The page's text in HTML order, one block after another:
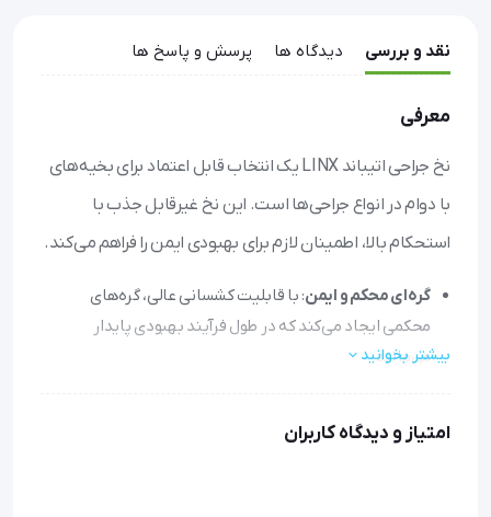
نقد و بررسی دیدگاه ها پرسش و پاسخ ها
معرفی
نخ جراحی اتیباند LINX یک انتخاب قابل اعتماد برای بخیه‌های
با دوام در انواع جراحی‌ها است. این نخ غیرقابل جذب با
استحکام بالا، اطمینان لازم برای بهبودی ایمن را فراهم می‌کند.
گره‌ای محکم و ایمن: با قابلیت کشسانی عالی، گره‌های
محکمی ایجاد می‌کند که در طول فرآیند بهبودی پایدار
می‌مانند.
جراحی‌های عمومی، قلب، ارتوپدی و گوارش که به دوام
طولانی‌مدت نیاز دارند.
بیشتر بخوانید
امتیاز و دیدگاه کاربران